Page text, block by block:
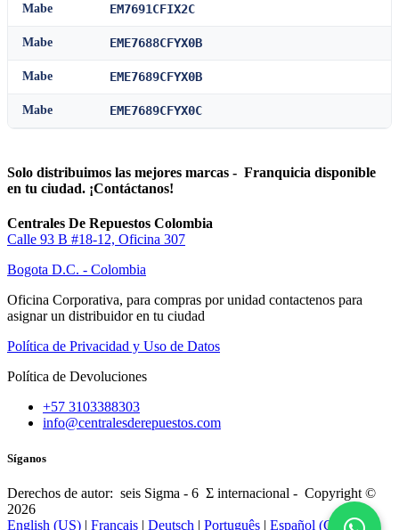
Mabe EM7691CFIX2C
Mabe EME7688CFYX0B
Mabe EME7689CFYX0B
Mabe EME7689CFYX0C
Solo distribuimos las mejores marcas - Franquicia disponible
en tu ciudad. ¡Contáctanos!
Centrales De Repuestos Colombia
Calle 93 B #18-12, Oficina 307
Bogota D.C. - Colombia
Oficina Corporativa, para compras por unidad contactenos para
asignar un distribuidor en tu ciudad
Política de Privacidad y Uso de Datos
Política de Devoluciones
+57 3103388303
info@centralesderepuestos.com
Síganos
Derechos de autor: seis Sigma - 6 Σ internacional - Copyright ©
2026
English (US) | Français | Deutsch | Português | Español (CO)